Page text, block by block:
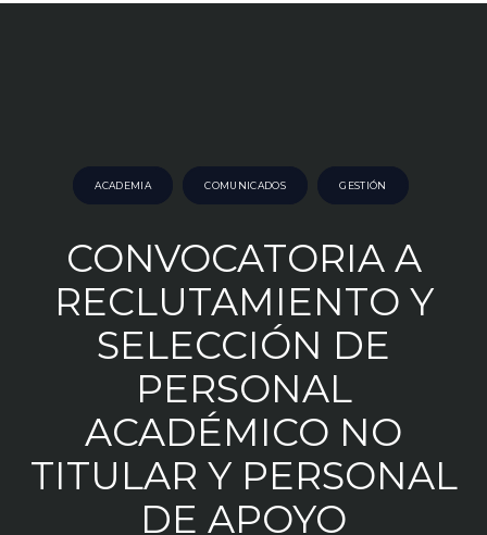
ACADEMIA COMUNICADOS GESTIÓN
CONVOCATORIA A
RECLUTAMIENTO Y
SELECCIÓN DE
PERSONAL
ACADÉMICO NO
TITULAR Y PERSONAL
DE APOYO